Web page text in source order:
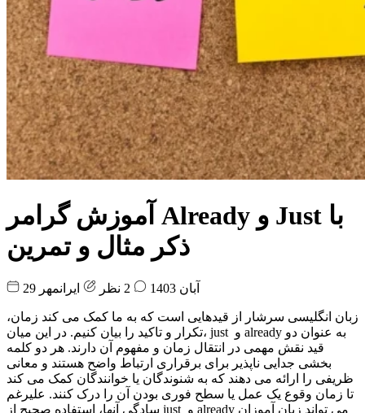
آموزش گرامر Already و Just با
ذکر مثال و تمرین
29 آبان 1403 ایرانمهر
زبان انگلیسی سرشار از قیدهایی است که به ما کمک می کند زمان،
تکرار و تاکید را بیان کنیم. در این میان، just و already به عنوان دو
قید نقش مهمی در انتقال زمان و مفهوم آن دارند. هر دو کلمه
بخشی جدایی ناپذیر برای برقراری ارتباط واضح هستند و معانی
ظریفی را ارائه می دهند که به شنوندگان یا خوانندگان کمک می کند
تا زمان وقوع یک عمل یا سطح فوری بودن آن را درک کنند. علیرغم
سادگی آنها، استفاده صحیح از just و already می تواند زبان آموزان